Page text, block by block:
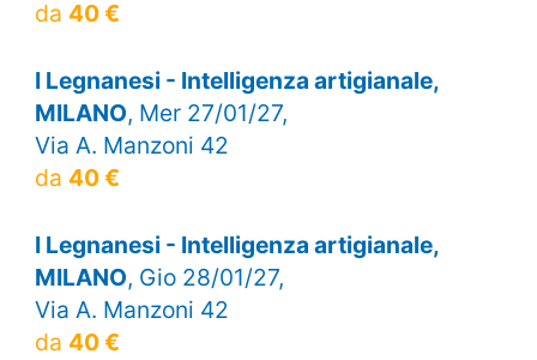
da 40 €
I Legnanesi - Intelligenza artigianale,
MILANO, Mer 27/01/27,
Via A. Manzoni 42
da 40 €
I Legnanesi - Intelligenza artigianale,
MILANO, Gio 28/01/27,
Via A. Manzoni 42
da 40 €